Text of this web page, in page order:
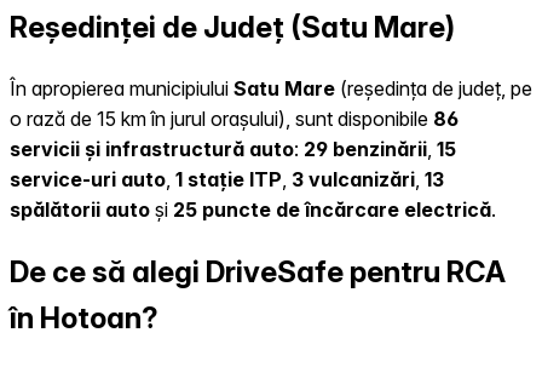
Reședinței de Județ (Satu Mare)
În apropierea municipiului Satu Mare (reședința de județ, pe
o rază de 15 km în jurul orașului), sunt disponibile 86
servicii și infrastructură auto: 29 benzinării, 15
service-uri auto, 1 stație ITP, 3 vulcanizări, 13
spălătorii auto și 25 puncte de încărcare electrică.
De ce să alegi DriveSafe pentru RCA
în Hotoan?